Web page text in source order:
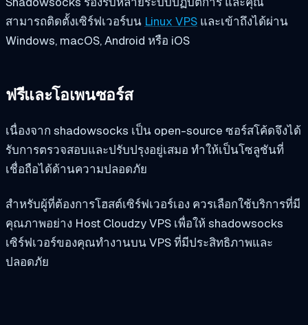
สามารถติดตั้งเซิร์ฟเวอร์บน Linux VPS และเข้าถึงได้ผ่าน
Windows, macOS, Android หรือ iOS
ฟรีและโอเพนซอร์ส
เนื่องจาก shadowsocks เป็น open-source ซอร์สโค้ดจึงได้
รับการตรวจสอบและปรับปรุงอยู่เสมอ ทำให้เป็นโซลูชันที่
เชื่อถือได้ด้านความปลอดภัย
สำหรับผู้ที่ต้องการโฮสต์เซิร์ฟเวอร์เอง ควรเลือกใช้บริการที่มี
คุณภาพอย่าง Host Cloudzy VPS เพื่อให้ shadowsocks
เซิร์ฟเวอร์ของคุณทำงานบน VPS ที่มีประสิทธิภาพและ
ปลอดภัย